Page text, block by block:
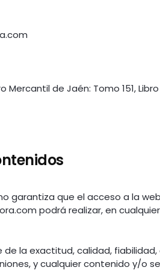
de Jaén: Tomo 151, Libro
garantiza que el acceso a la
podrá realizar, en
de la exactitud, calidad,
y cualquier contenido y/o